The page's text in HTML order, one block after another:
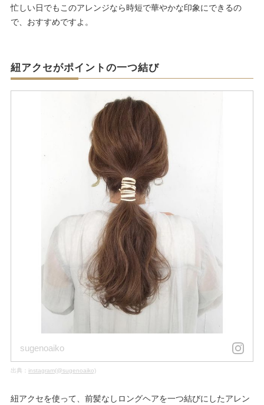
忙しい日でもこのアレンジなら時短で華やかな印象にできるの
で、おすすめですよ。
紐アクセがポイントの一つ結び
sugenoaiko
出典： instagram(@sugenoaiko)
紐アクセを使って、前髪なしロングヘアを一つ結びにしたアレン